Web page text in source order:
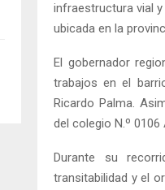
infraestructura vial
ubicada en la
El gobernador
trabajos en el
Ricardo Palma.
del colegio N.º
Durante su
transitabilidad y el